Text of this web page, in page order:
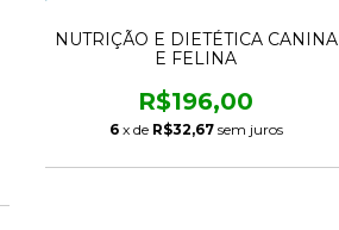
NUTRIÇÃO E DIETÉTICA CANINA
E FELINA
R$196,00
6 x de R$32,67 sem juros